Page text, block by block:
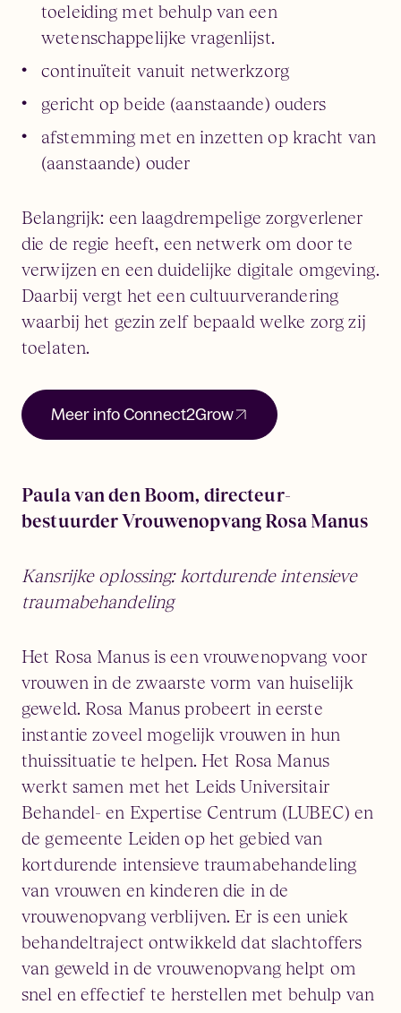
toeleiding​ met behulp van een
wetenschappelijke vragenlijst.
continuïteit vanuit netwerkzorg​
gericht op beide (aanstaande) ouders​
afstemming met en inzetten op kracht van
(aanstaande) ouder
Belangrijk: een laagdrempelige zorgverlener
die de regie heeft, een netwerk om door te
verwijzen en een duidelijke digitale omgeving.
Daarbij vergt het een cultuurverandering
waarbij het gezin zelf bepaald welke zorg zij
toelaten.
Meer info Connect2Grow
Paula van den Boom, directeur-
bestuurder Vrouwenopvang Rosa Manus
Kansrijke oplossing: kortdurende intensieve
traumabehandeling
Het Rosa Manus is een vrouwenopvang voor
vrouwen in de zwaarste vorm van huiselijk
geweld. Rosa Manus probeert in eerste
instantie zoveel mogelijk vrouwen in hun
thuissituatie te helpen. Het Rosa Manus
werkt samen met het Leids Universitair
Behandel- en Expertise Centrum (LUBEC) en
de gemeente Leiden op het gebied van
kortdurende intensieve traumabehandeling
van vrouwen en kinderen die in de
vrouwenopvang verblijven. Er is een uniek
behandeltraject ontwikkeld dat slachtoffers
van geweld in de vrouwenopvang helpt om
snel en effectief te herstellen met behulp van